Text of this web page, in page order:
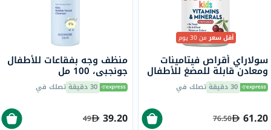
أقل سعرمن 30 يوم
سولاراي أقراص فيتامينات
ومعادن قابلة للمضغ للأطفال
حزمة من 60
30 دقيقة تصلك في
61.20
76.50
منظف وجه بفقاعات للأطفال
جونجبي، 100 مل
30 دقيقة تصلك في
39.20
49